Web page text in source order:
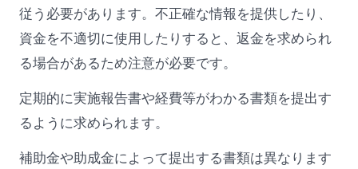
従う必要があります。不正確な情報を提供したり、
資金を不適切に使用したりすると、返金を求められ
る場合があるため注意が必要です。
定期的に実施報告書や経費等がわかる書類を提出す
るように求められます。
補助金や助成金によって提出する書類は異なります